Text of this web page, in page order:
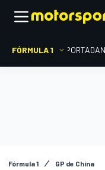
FÓRMULA 1 PORTADA
Fórmula 1 GP de China